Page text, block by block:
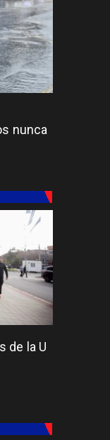
nunca
de la U